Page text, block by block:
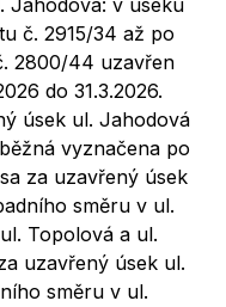
Jahodová: v úseku
č. 2915/34 až po
2800/44 uzavřen
do 31.3.2026.
úsek ul. Jahodová
vyznačena po
za uzavřený úsek
směru v ul.
Topolová a ul.
uzavřený úsek ul.
směru v ul.